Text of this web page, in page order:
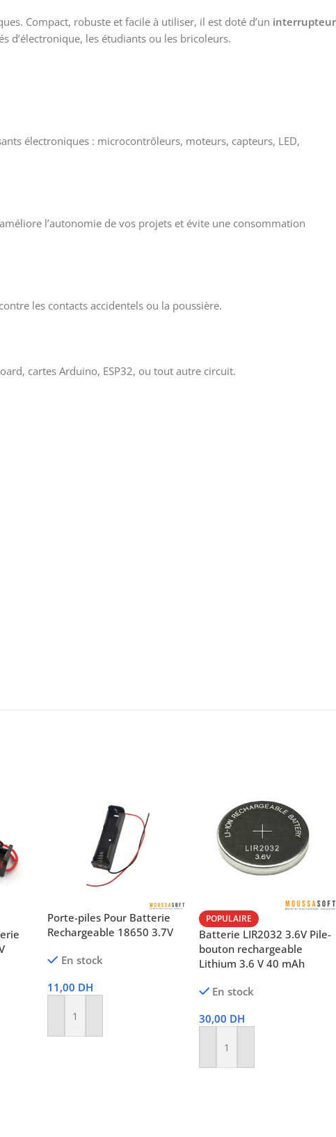
Compact, robuste et facile à utiliser, il est doté d’un interrupteur
d’électronique, les étudiants ou les bricoleurs.
électroniques : microcontrôleurs, moteurs, capteurs, LED,
l’autonomie de vos projets et évite une consommation
les contacts accidentels ou la poussière.
cartes Arduino, ESP32, ou tout autre circuit.
Porte-piles Pour Batterie
Rechargeable 18650 3.7V
En stock
11,00 DH
Ajouter Au Panier
POPULAIRE
Batterie LIR2032 3.6V Pile-
bouton rechargeable
Lithium 3.6 V 40 mAh
En stock
30,00 DH
Ajouter Au Panier